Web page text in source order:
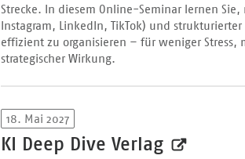
Strecke. In diesem Online-Seminar lernen
Instagram, LinkedIn, TikTok) und
effizient zu organisieren – für weniger Stress,
strategischer Wirkung.
18. Mai 2027
KI Deep Dive Verlag